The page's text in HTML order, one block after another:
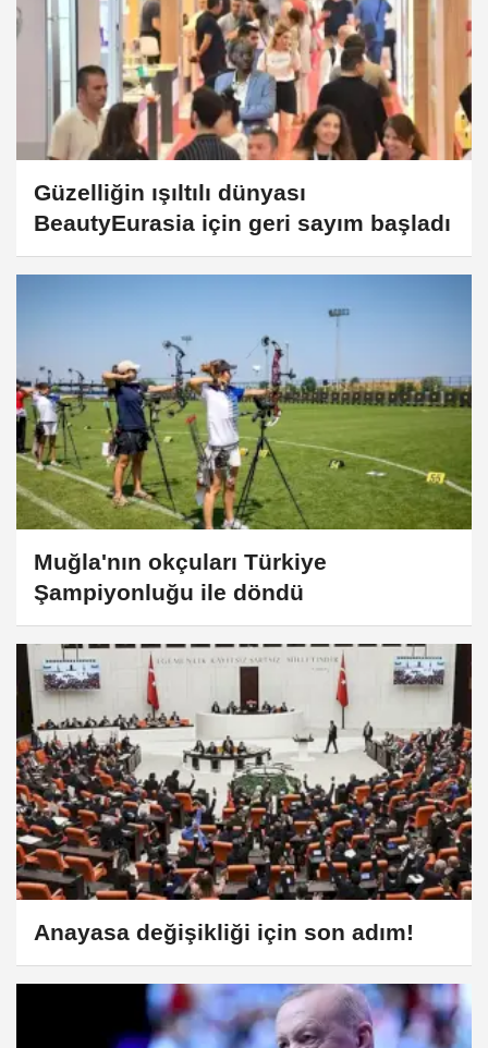
Güzelliğin ışıltılı dünyası
BeautyEurasia için geri sayım başladı
Muğla'nın okçuları Türkiye
Şampiyonluğu ile döndü
Anayasa değişikliği için son adım!